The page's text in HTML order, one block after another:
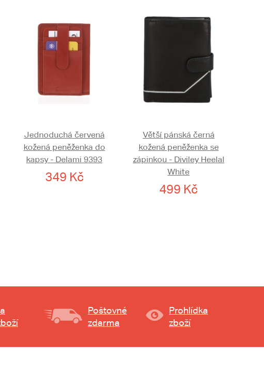
Jednoduchá červená
kožená peněženka do
kapsy - Delami 9393
349 Kč
Větší pánská černá
kožená peněženka se
zápinkou - Diviley Heelal
White
499 Kč
Poštovné
zdarma
Prohlídka
zboží